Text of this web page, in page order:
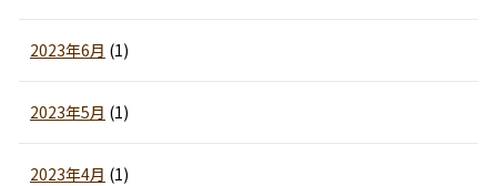
2023年6月 (1)
2023年5月 (1)
2023年4月 (1)